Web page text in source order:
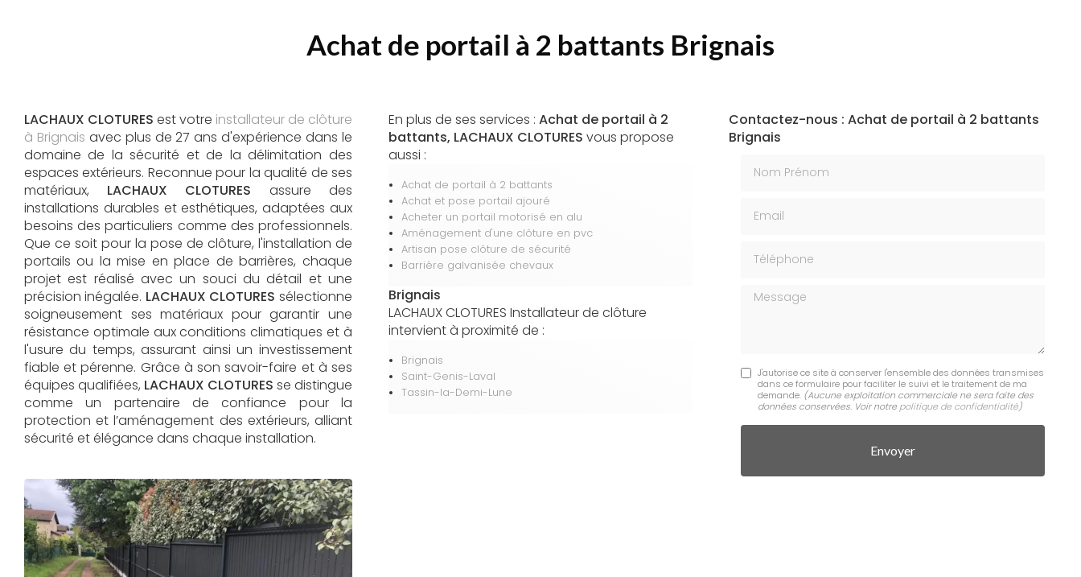
Achat de portail à 2 battants Brignais
LACHAUX CLOTURES est votre installateur de clôture
à Brignais avec plus de 27 ans d'expérience dans le
domaine de la sécurité et de la délimitation des
espaces extérieurs. Reconnue pour la qualité de ses
matériaux, LACHAUX CLOTURES assure des
installations durables et esthétiques, adaptées aux
besoins des particuliers comme des professionnels.
Que ce soit pour la pose de clôture, l'installation de
portails ou la mise en place de barrières, chaque
projet est réalisé avec un souci du détail et une
précision inégalée. LACHAUX CLOTURES sélectionne
soigneusement ses matériaux pour garantir une
résistance optimale aux conditions climatiques et à
l'usure du temps, assurant ainsi un investissement
fiable et pérenne. Grâce à son savoir-faire et à ses
équipes qualifiées, LACHAUX CLOTURES​​​​​​​ se distingue
comme un partenaire de confiance pour la
protection et l’aménagement des extérieurs, alliant
sécurité et élégance dans chaque installation.
En plus de ses services : Achat de portail à 2
battants, LACHAUX CLOTURES vous propose
aussi :
Achat de portail à 2 battants
Achat et pose portail ajouré
Acheter un portail motorisé en alu
Aménagement d'une clôture en pvc
Artisan pose clôture de sécurité
Barrière galvanisée chevaux
Brignais
LACHAUX CLOTURES Installateur de clôture
intervient à proximité de :
Brignais
Saint-Genis-Laval
Tassin-la-Demi-Lune
Contactez-nous : Achat de portail à 2 battants
Brignais
Message
J'autorise ce site à conserver l'ensemble des données transmises
dans ce formulaire pour faciliter le suivi et le traitement de ma
demande. (Aucune exploitation commerciale ne sera faite des
données conservées. Voir notre politique de confidentialité)